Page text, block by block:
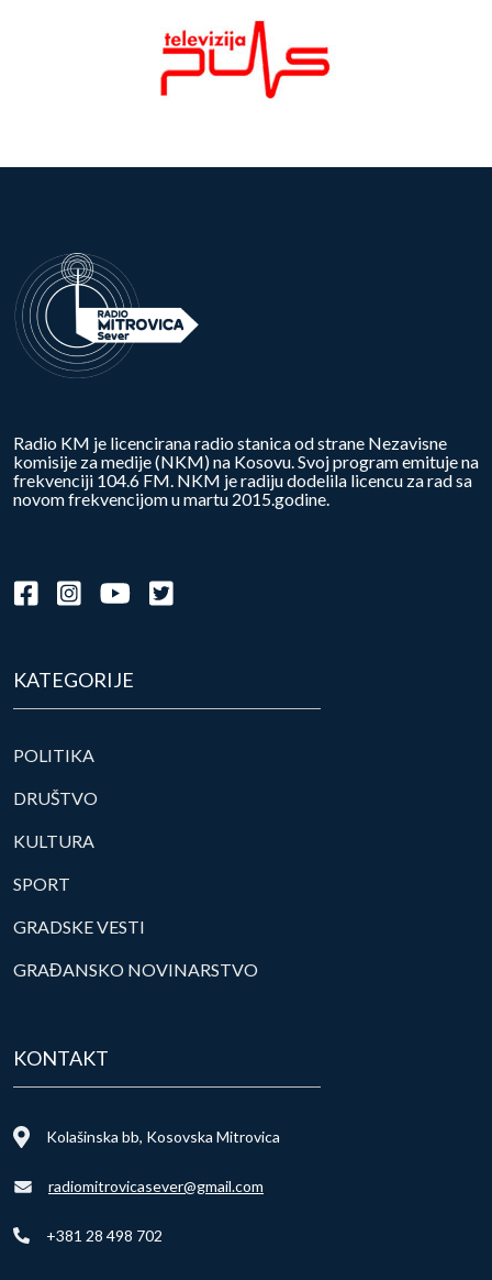
Radio KM je licencirana radio stanica od strane Nezavisne
komisije za medije (NKM) na Kosovu. Svoj program emituje na
frekvenciji 104.6 FM. NKM je radiju dodelila licencu za rad sa
novom frekvencijom u martu 2015.godine.
KATEGORIJE
POLITIKA
DRUŠTVO
KULTURA
SPORT
GRADSKE VESTI
GRAĐANSKO NOVINARSTVO
KONTAKT
Kolašinska bb, Kosovska Mitrovica
radiomitrovicasever@gmail.com
+381 28 498 702